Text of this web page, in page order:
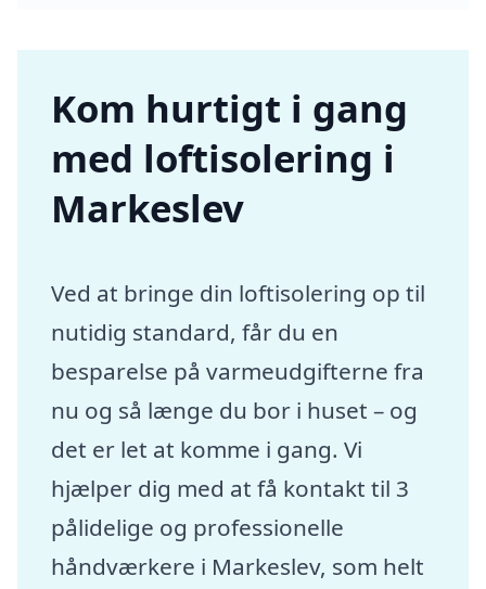
Kom hurtigt i gang
med loftisolering i
Markeslev
Ved at bringe din loftisolering op til
nutidig standard, får du en
besparelse på varmeudgifterne fra
nu og så længe du bor i huset – og
det er let at komme i gang. Vi
hjælper dig med at få kontakt til 3
pålidelige og professionelle
håndværkere i Markeslev, som helt